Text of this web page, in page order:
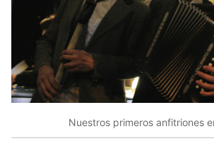
Nuestros primeros anfitriones